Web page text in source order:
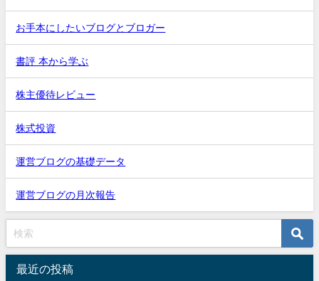
お手本にしたいブログとブロガー
書評 本から学ぶ
株主優待レビュー
株式投資
運営ブログの基礎データ
運営ブログの月次報告
最近の投稿